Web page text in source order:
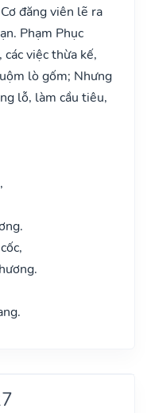
đăng viên lẽ ra
Phạm Phục
việc thừa kế,
lò gốm; Nhưng
lỗ, làm cầu tiêu,